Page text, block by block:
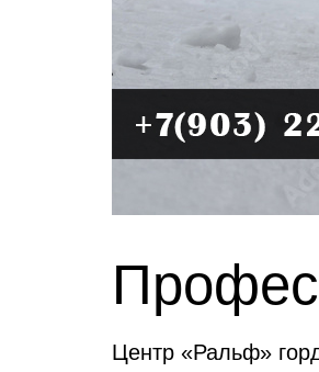
Центр «Ральф»